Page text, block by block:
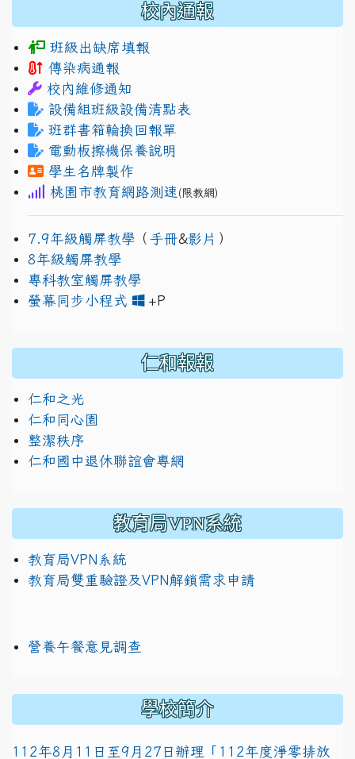
校內通報
班級出缺席填報
傳染病通報
校內維修通知
設備組班級設備清點表
班群書箱輪換回報單
電動板擦機保養說明
學生名牌製作
桃園市教育網路測速 (限教網)
7.9年級觸屏教學 （ 手冊&影片 ）
8年級觸屏教學
專科教室觸屏教學
螢幕同步小程式
+P
仁和報報
仁和之光
仁和同心園
整潔秩序
仁和國中退休聯誼會專網
教育局VPN系統
教育局VPN系統
教育局雙重驗證及VPN解鎖需求申請
營養午餐意見調查
學校簡介
112年8月11日至9月27日辦理「112年度淨零排放